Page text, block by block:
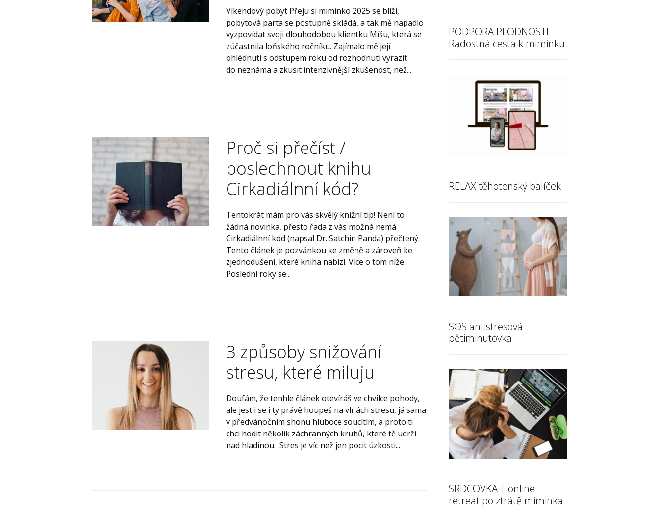
Víkendový pobyt Přeju si miminko 2025 se blíží,
pobytová parta se postupně skládá, a tak mě napadlo
vyzpovídat svoji dlouhodobou klientku Míšu, která se
zúčastnila loňského ročníku. Zajímalo mě její
ohlédnutí s odstupem roku od rozhodnutí vyrazit
do neznáma a zkusit intenzivnější zkušenost, než...
Proč si přečíst /
poslechnout knihu
Cirkadiálnní kód?
Tentokrát mám pro vás skvělý knižní tip! Není to
žádná novinka, přesto řada z vás možná nemá
Cirkadiálnní kód (napsal Dr. Satchin Panda) přečtený.
Tento článek je pozvánkou ke změně a zároveň ke
zjednodušení, které kniha nabízí. Více o tom níže.
Poslední roky se...
3 způsoby snižování
stresu, které miluju
Doufám, že tenhle článek otevíráš ve chvilce pohody,
ale jestli se i ty právě houpeš na vlnách stresu, já sama
v předvánočním shonu hluboce soucítím, a proto ti
chci hodit několik záchranných kruhů, které tě udrží
nad hladinou. Stres je víc než jen pocit úzkosti...
PODPORA PLODNOSTI
Radostná cesta k miminku
RELAX těhotenský balíček
SOS antistresová
pětiminutovka
SRDCOVKA | online
retreat po ztrátě miminka